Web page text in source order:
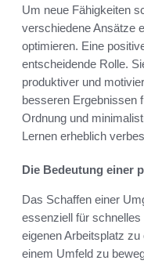
Um neue Fähigkeiten
verschiedene Ansätze
optimieren. Eine
entscheidende Rolle.
produktiver und
besseren Ergebnissen
Ordnung und
Lernen erheblich
Die Bedeutung einer
Das Schaffen einer
essenziell für
eigenen Arbeitsplatz
einem Umfeld zu